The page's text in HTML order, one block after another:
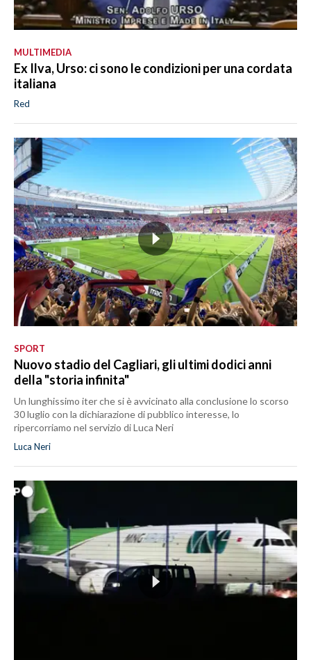
MULTIMEDIA
Ex Ilva, Urso: ci sono le condizioni per una cordata
italiana
Red
SPORT
Nuovo stadio del Cagliari, gli ultimi dodici anni
della "storia infinita"
Un lunghissimo iter che si è avvicinato alla conclusione lo scorso
30 luglio con la dichiarazione di pubblico interesse, lo
ripercorriamo nel servizio di Luca Neri
Luca Neri